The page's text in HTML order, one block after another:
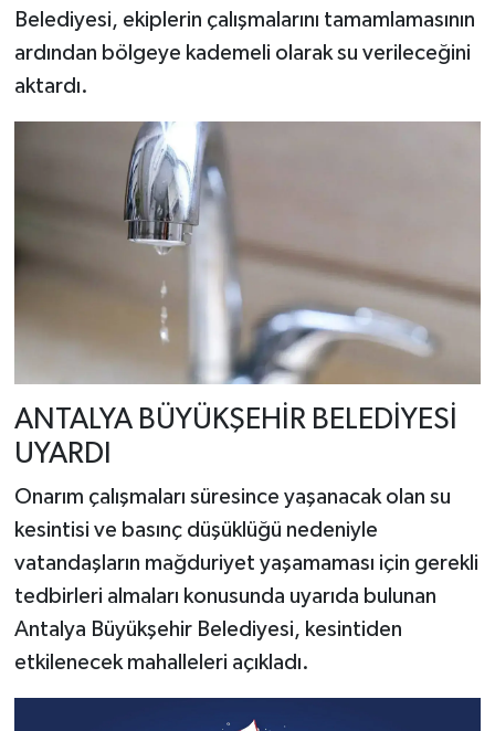
Belediyesi, ekiplerin çalışmalarını tamamlamasının
ardından bölgeye kademeli olarak su verileceğini
aktardı.
ANTALYA BÜYÜKŞEHİR BELEDİYESİ
UYARDI
Onarım çalışmaları süresince yaşanacak olan su
kesintisi ve basınç düşüklüğü nedeniyle
vatandaşların mağduriyet yaşamaması için gerekli
tedbirleri almaları konusunda uyarıda bulunan
Antalya Büyükşehir Belediyesi, kesintiden
etkilenecek mahalleleri açıkladı.